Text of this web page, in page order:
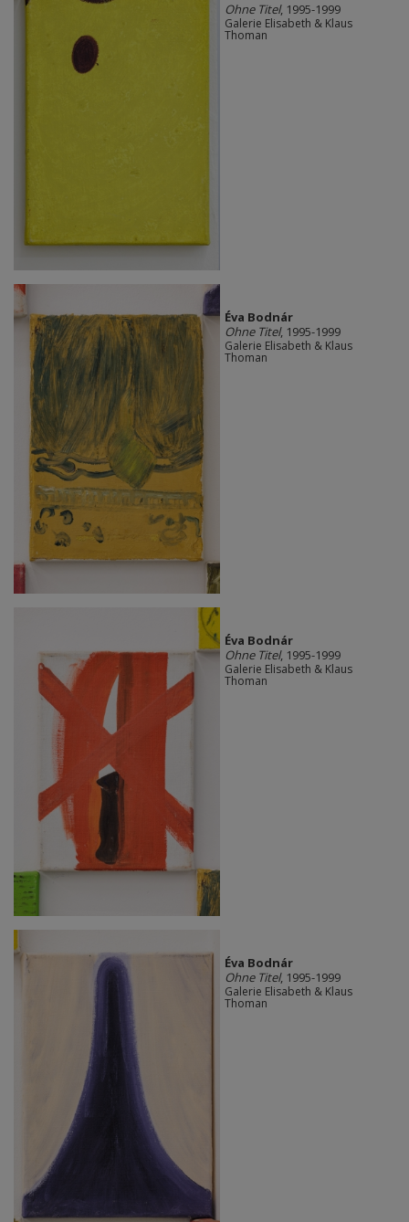
Ohne Titel, 1995-1999
Galerie Elisabeth & Klaus
Thoman
Éva Bodnár
Ohne Titel, 1995-1999
Galerie Elisabeth & Klaus
Thoman
Éva Bodnár
Ohne Titel, 1995-1999
Galerie Elisabeth & Klaus
Thoman
Éva Bodnár
Ohne Titel, 1995-1999
Galerie Elisabeth & Klaus
Thoman